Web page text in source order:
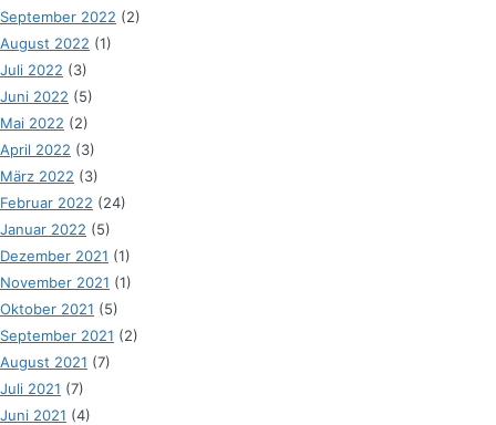
September 2022 (2)
August 2022 (1)
Juli 2022 (3)
Juni 2022 (5)
Mai 2022 (2)
April 2022 (3)
März 2022 (3)
Februar 2022 (24)
Januar 2022 (5)
Dezember 2021 (1)
November 2021 (1)
Oktober 2021 (5)
September 2021 (2)
August 2021 (7)
Juli 2021 (7)
Juni 2021 (4)